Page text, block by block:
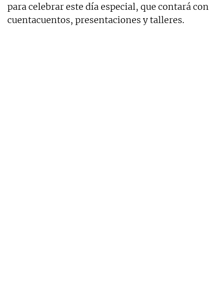
para celebrar este día especial, que contará con
cuentacuentos, presentaciones y talleres.